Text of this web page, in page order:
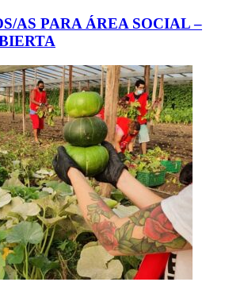
AS PARA ÁREA SOCIAL –